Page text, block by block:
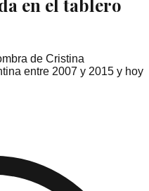
en el tablero
de Cristina
entre 2007 y 2015 y hoy